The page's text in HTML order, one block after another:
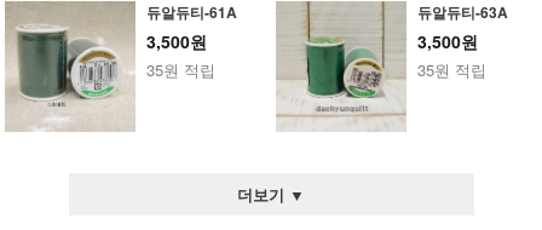
듀알듀티-61A
3,500원
35원 적립
듀알듀티-63A
3,500원
35원 적립
더보기 ▼